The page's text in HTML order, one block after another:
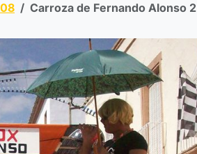
Carroza de Fernando Alonso 2